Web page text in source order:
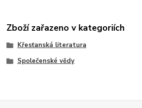
Zboží zařazeno v kategoriích
Křesťanská literatura
Společenské vědy